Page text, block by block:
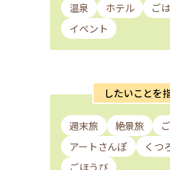
温泉
ホテル ご
イベント
したいことを
週末旅 絶景旅
アートさんぽ
くつ
ごほうび